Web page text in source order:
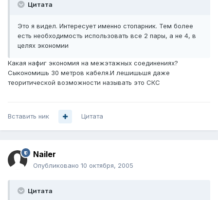
Цитата
Это я видел. Интересует именно стопарник. Тем более
есть необходимость использовать все 2 пары, а не 4, в
целях экономии
Какая нафиг экономия на межэтажных соединениях?
Сыкономишь 30 метров кабеля.И лешишьшя даже
теоритической возможности называть это СКС
Вставить ник Цитата
Nailer
Опубликовано 10 октября, 2005
Цитата